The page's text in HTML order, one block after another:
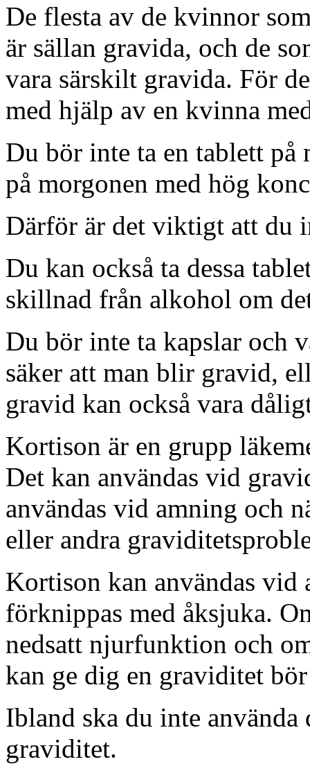
De flesta av de kvinnor
är sällan gravida, och de
vara särskilt gravida. För
med hjälp av en kvinna
Du bör inte ta en tablett på
på morgonen med hög
Därför är det viktigt att du
Du kan också ta dessa
skillnad från alkohol om
Du bör inte ta kapslar och
säker att man blir gravid,
gravid kan också vara
Kortison är en grupp
Det kan användas vid
användas vid amning och
eller andra
Kortison kan användas vid
förknippas med åksjuka.
nedsatt njurfunktion och
kan ge dig en graviditet
Ibland ska du inte
graviditet.